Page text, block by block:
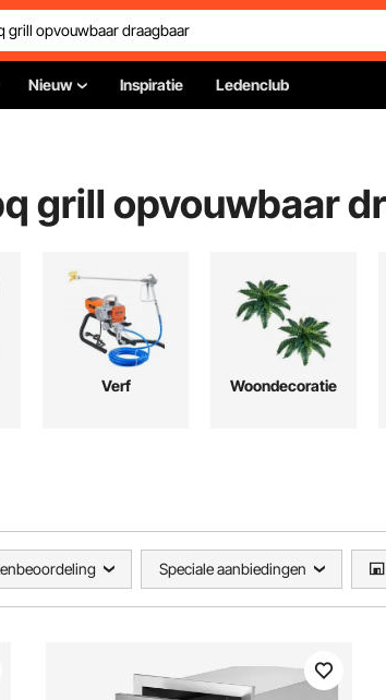
Nieuw Inspiratie Ledenclub
grill opvouwbaar
Verf Woondecoratie
Speciale aanbiedingen